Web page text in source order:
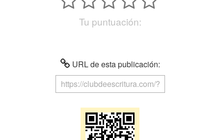
Tu puntuación:
URL de esta publicación: